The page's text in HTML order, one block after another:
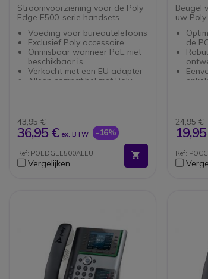
Stroomvoorziening voor de Poly
Edge E500-serie handsets
Voeding voor bureautelefoons
Exclusief Poly accessoire
Onmisbaar wanneer PoE niet
beschikbaar is
Verkocht met een EU adapter
Alleen compatibel met Poly
43,95 €
36,95 € ex. BTW -16%
Ref: POEDGEE500ALEU
Vergelijken
Beugel
uw
de
Kan
24,95 €
Ref: